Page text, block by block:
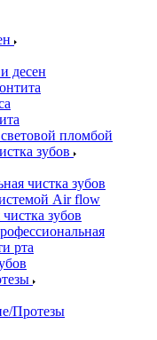
десен
пломбой
зубов
чистка зубов
Air flow
чистка зубов
рта
Протезы